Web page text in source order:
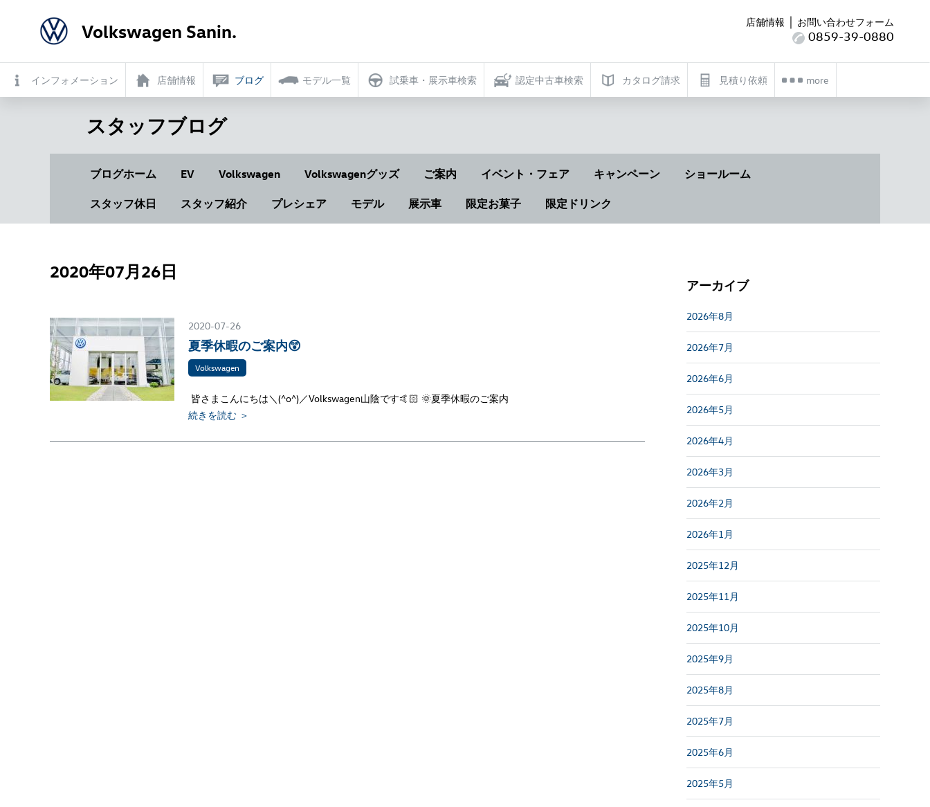
Volkswagen Sanin.
インフォメーション 店舗情報 ブログ モデル一覧 試乗車・展示車検索 認定中古車検索 カタログ請求 見積り依頼 more
店舗情報 ｜ お問い合わせフォーム
0859-39-0880
スタッフブログ
ブログホーム EV Volkswagen Volkswagenグッズ ご案内 イベント・フェア キャンペーン ショールーム
スタッフ休日 スタッフ紹介 プレシェア モデル 展示車 限定お菓子 限定ドリンク
2020年07月26日
2020-07-26
夏季休暇のご案内😲
Volkswagen
皆さまこんにちは＼(^o^)／Volkswagen山陰です🤙🏻 🌞夏季休暇のご案内
続きを読む ＞
アーカイブ
2026年8月
2026年7月
2026年6月
2026年5月
2026年4月
2026年3月
2026年2月
2026年1月
2025年12月
2025年11月
2025年10月
2025年9月
2025年8月
2025年7月
2025年6月
2025年5月